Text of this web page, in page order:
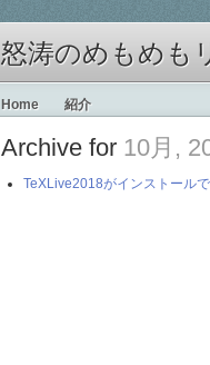
怒涛のめもめも
Home 紹介
Archive for 10月,
TeXLive2018がインストール